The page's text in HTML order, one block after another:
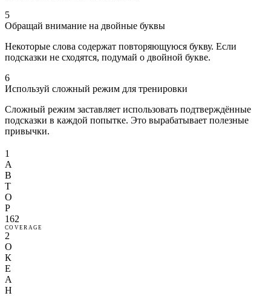
5
Обращай внимание на двойные буквы
Некоторые слова содержат повторяющуюся букву. Если
подсказки не сходятся, подумай о двойной букве.
6
Используй сложный режим для тренировки
Сложный режим заставляет использовать подтверждённые
подсказки в каждой попытке. Это вырабатывает полезные
привычки.
1
А
В
Т
О
Р
162
COVERAGE
2
О
К
Е
А
Н